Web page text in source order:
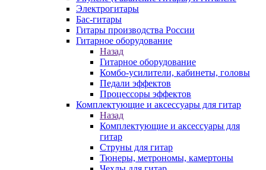
Электрогитары
Бас-гитары
Гитары производства России
Гитарное оборудование
Назад
Гитарное оборудование
Комбо-усилители, кабинеты, головы
Педали эффектов
Процессоры эффектов
Комплектующие и аксессуары для гитар
Назад
Комплектующие и аксессуары для
гитар
Струны для гитар
Тюнеры, метрономы, камертоны